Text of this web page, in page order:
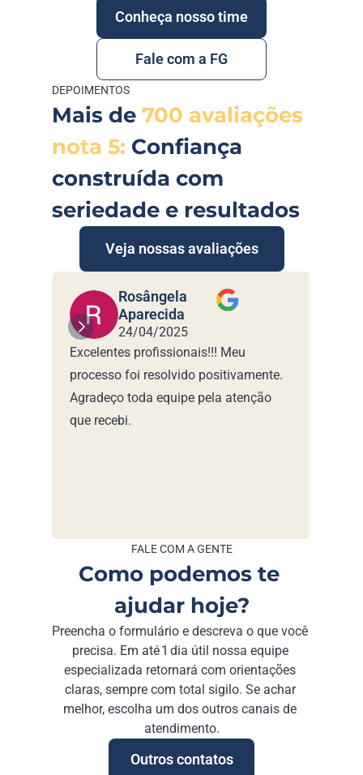
Conheça nosso time
Fale com a FG
Rosângela
Aparecida
24/04/2025
Excelentes profissionais!!! Meu
processo foi resolvido positivamente.
Agradeço toda equipe pela atenção
que recebi.
Veja nossas avaliações
DEPOIMENTOS
Mais de 700 avaliações
nota 5: Confiança
construída com
seriedade e resultados
FALE COM A GENTE
Como podemos te
ajudar hoje?
Preencha o formulário e descreva o que você
precisa. Em até 1 dia útil nossa equipe
especializada retornará com orientações
claras, sempre com total sigilo. Se achar
melhor, escolha um dos outros canais de
atendimento.
Outros contatos